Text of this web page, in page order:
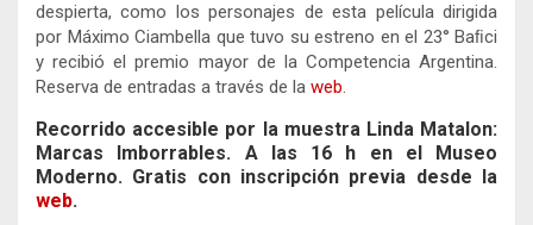
despierta, como los personajes de esta película dirigida
por Máximo Ciambella que tuvo su estreno en el 23° Baﬁci
y recibió el premio mayor de la Competencia Argentina.
Reserva de entradas a través de la web.
Recorrido accesible por la muestra Linda Matalon:
Marcas Imborrables. A las 16 h en el Museo
Moderno. Gratis con inscripción previa desde la
web.